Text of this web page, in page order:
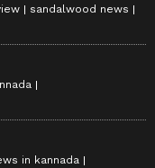
sandalwood news
in kannada